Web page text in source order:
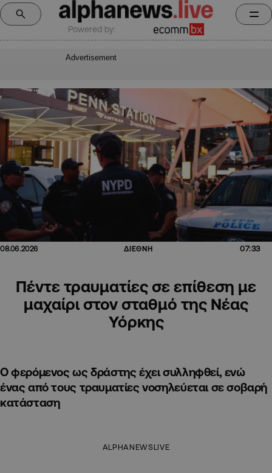
Powered by:
Advertisement
08.06.2026 ΔΙΕΘΝΗ 07:33
Πέντε τραυματίες σε επίθεση με
μαχαίρι στον σταθμό της Νέας
Υόρκης
Ο φερόμενος ως δράστης έχει συλληφθεί, ενώ
ένας από τους τραυματίες νοσηλεύεται σε σοβαρή
κατάσταση
ALPHANEWSLIVE